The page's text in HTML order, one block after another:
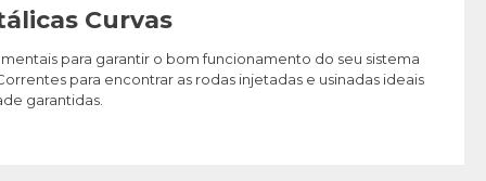
Curvas
para garantir o bom funcionamento do seu sistema
para encontrar as rodas injetadas e usinadas ideais
garantidas.